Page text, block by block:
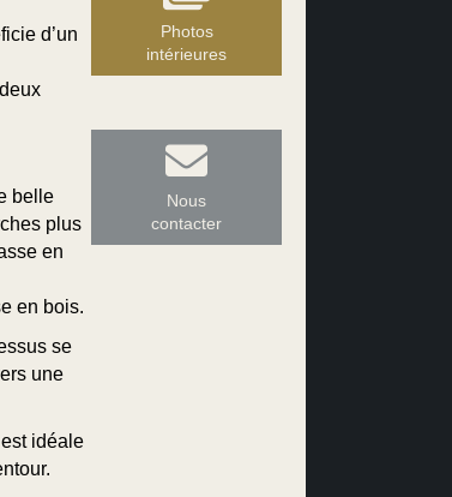
d’un
belle
plus
en
en bois.
se
une
idéale
Photos
intérieures
Nous
contacter